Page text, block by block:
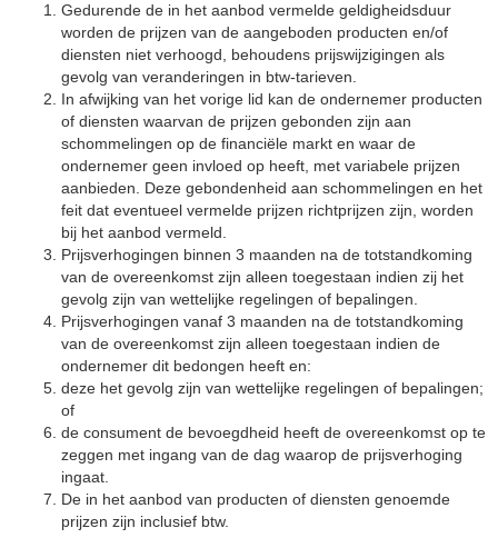
Gedurende de in het aanbod vermelde geldigheidsduur
worden de prijzen van de aangeboden producten en/of
diensten niet verhoogd, behoudens prijswijzigingen als
gevolg van veranderingen in btw-tarieven.
In afwijking van het vorige lid kan de ondernemer producten
of diensten waarvan de prijzen gebonden zijn aan
schommelingen op de financiële markt en waar de
ondernemer geen invloed op heeft, met variabele prijzen
aanbieden. Deze gebondenheid aan schommelingen en het
feit dat eventueel vermelde prijzen richtprijzen zijn, worden
bij het aanbod vermeld.
Prijsverhogingen binnen 3 maanden na de totstandkoming
van de overeenkomst zijn alleen toegestaan indien zij het
gevolg zijn van wettelijke regelingen of bepalingen.
Prijsverhogingen vanaf 3 maanden na de totstandkoming
van de overeenkomst zijn alleen toegestaan indien de
ondernemer dit bedongen heeft en:
deze het gevolg zijn van wettelijke regelingen of bepalingen;
of
de consument de bevoegdheid heeft de overeenkomst op te
zeggen met ingang van de dag waarop de prijsverhoging
ingaat.
De in het aanbod van producten of diensten genoemde
prijzen zijn inclusief btw.